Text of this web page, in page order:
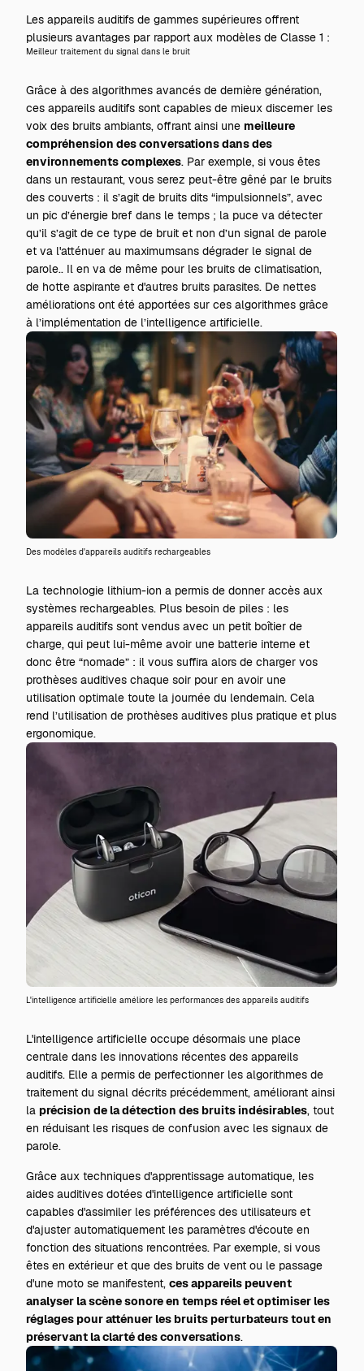
Les appareils auditifs de gammes supérieures offrent
plusieurs avantages par rapport aux modèles de Classe 1 :
Meilleur traitement du signal dans le bruit
Grâce à des algorithmes avancés de dernière génération,
ces appareils auditifs sont capables de mieux discerner les
voix des bruits ambiants, offrant ainsi une meilleure
compréhension des conversations dans des
environnements complexes. Par exemple, si vous êtes
dans un restaurant, vous serez peut-être gêné par le bruits
des couverts : il s’agit de bruits dits “impulsionnels”, avec
un pic d’énergie bref dans le temps ; la puce va détecter
qu’il s’agit de ce type de bruit et non d’un signal de parole
et va l'atténuer au maximumsans dégrader le signal de
parole.. Il en va de même pour les bruits de climatisation,
de hotte aspirante et d'autres bruits parasites. De nettes
améliorations ont été apportées sur ces algorithmes grâce
à l’implémentation de l’intelligence artificielle.
Des modèles d'appareils auditifs rechargeables
La technologie lithium-ion a permis de donner accès aux
systèmes rechargeables. Plus besoin de piles : les
appareils auditifs sont vendus avec un petit boîtier de
charge, qui peut lui-même avoir une batterie interne et
donc être “nomade” : il vous suffira alors de charger vos
prothèses auditives chaque soir pour en avoir une
utilisation optimale toute la journée du lendemain. Cela
rend l’utilisation de prothèses auditives plus pratique et plus
ergonomique.
L'intelligence artificielle améliore les performances des appareils auditifs
L'intelligence artificielle occupe désormais une place
centrale dans les innovations récentes des appareils
auditifs. Elle a permis de perfectionner les algorithmes de
traitement du signal décrits précédemment, améliorant ainsi
la précision de la détection des bruits indésirables, tout
en réduisant les risques de confusion avec les signaux de
parole.
Grâce aux techniques d'apprentissage automatique, les
aides auditives dotées d'intelligence artificielle sont
capables d'assimiler les préférences des utilisateurs et
d'ajuster automatiquement les paramètres d'écoute en
fonction des situations rencontrées. Par exemple, si vous
êtes en extérieur et que des bruits de vent ou le passage
d'une moto se manifestent,ces appareils peuvent
analyser la scène sonore en temps réel et optimiser les
réglages pour atténuer les bruits perturbateurs tout en
préservant la clarté des conversations.